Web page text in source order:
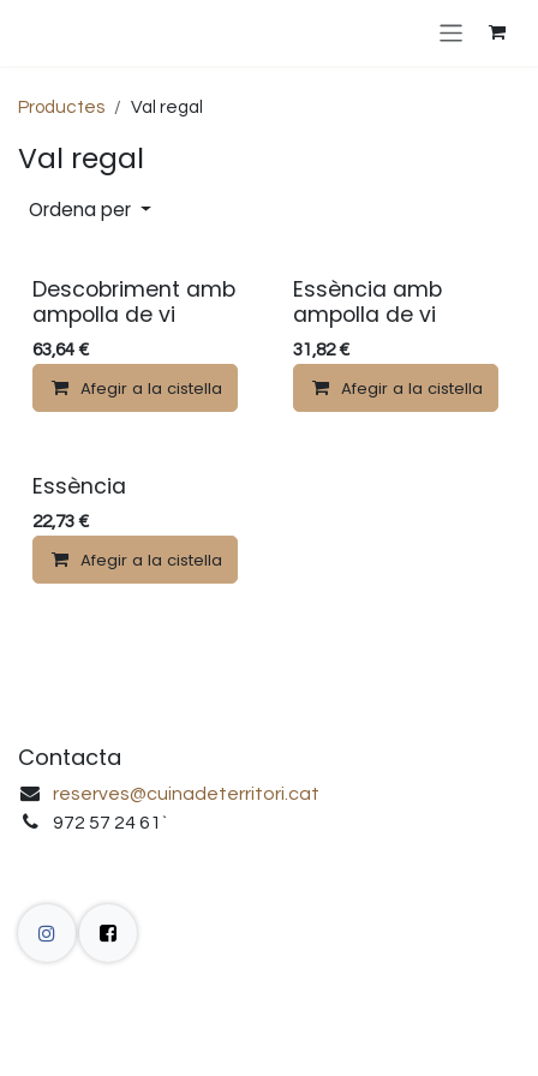
Productes Val regal
Val regal
Ordena per
Descobriment amb
ampolla de vi
63,64 €
Afegir a la cistella
Essència amb
ampolla de vi
31,82€
Afegir a la cistella
Essència
22,73 €
Afegir a la cistella
Contacta
reserves@cuinadeterritori.cat
972 57 24 61`